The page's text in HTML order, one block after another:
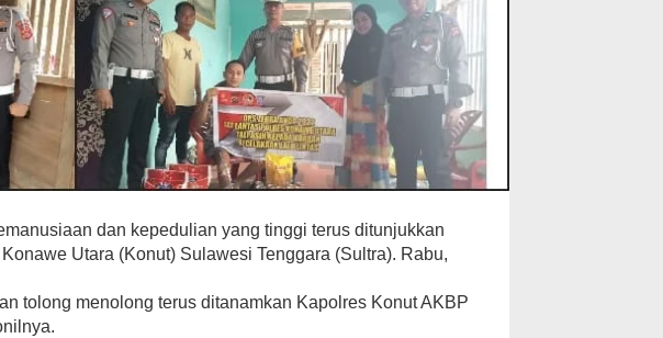
dan kepedulian yang tinggi terus ditunjukkan
Utara (Konut) Sulawesi Tenggara (Sultra). Rabu,
tolong menolong terus ditanamkan Kapolres Konut AKBP